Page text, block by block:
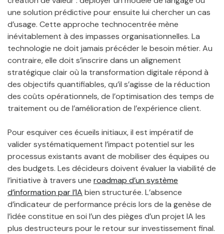
une solution prédictive pour ensuite lui chercher un cas
d’usage. Cette approche technocentrée mène
inévitablement à des impasses organisationnelles. La
technologie ne doit jamais précéder le besoin métier. Au
contraire, elle doit s’inscrire dans un alignement
stratégique clair où la transformation digitale répond à
des objectifs quantifiables, qu’il s’agisse de la réduction
des coûts opérationnels, de l’optimisation des temps de
traitement ou de l’amélioration de l’expérience client.
Pour esquiver ces écueils initiaux, il est impératif de
valider systématiquement l’impact potentiel sur les
processus existants avant de mobiliser des équipes ou
des budgets. Les décideurs doivent évaluer la viabilité de
l’initiative à travers une roadmap d’un système
d’information par l’IA bien structurée. L’absence
d’indicateur de performance précis lors de la genèse de
l’idée constitue en soi l’un des pièges d’un projet IA les
plus destructeurs pour le retour sur investissement final.